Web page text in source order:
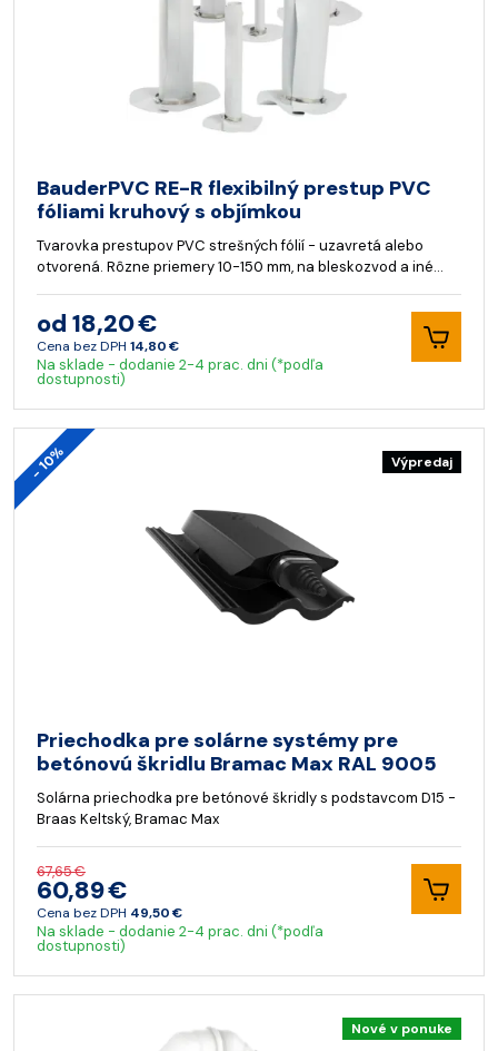
BauderPVC RE-R flexibilný prestup PVC
fóliami kruhový s objímkou
Tvarovka prestupov PVC strešných fólií - uzavretá alebo
otvorená. Rôzne priemery 10-150 mm, na bleskozvod a iné…
od 18,20 €
Cena bez DPH 14,80 €
Na sklade - dodanie 2-4 prac. dni (*podľa
dostupnosti)
- 10% Výpredaj
Priechodka pre solárne systémy pre
betónovú škridlu Bramac Max RAL 9005
Solárna priechodka pre betónové škridly s podstavcom D15 -
Braas Keltský, Bramac Max
67,65 €
60,89 €
Cena bez DPH 49,50 €
Na sklade - dodanie 2-4 prac. dni (*podľa
dostupnosti)
Nové v ponuke